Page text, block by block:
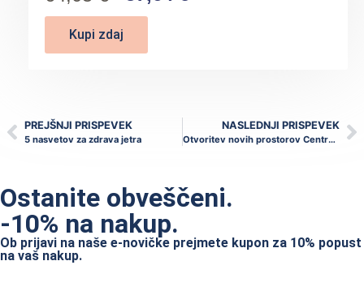
Kupi zdaj
PREJŠNJI PRISPEVEK
5 nasvetov za zdrava jetra
NASLEDNJI PRISPEVEK
Otvoritev novih prostorov Centra AN.NIKA Celje
Ostanite obveščeni.
-10% na nakup.
Ob prijavi na naše e-novičke prejmete kupon za 10% popust
na vaš nakup.